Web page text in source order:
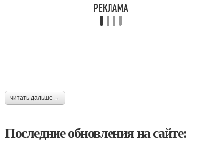
читать дальше →
Последние обновления на сайте: